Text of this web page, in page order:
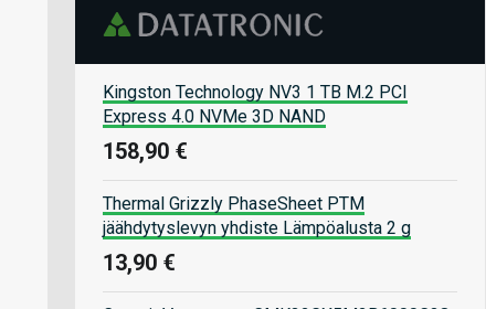
Kingston Technology NV3 1 TB M.2 PCI
Express 4.0 NVMe 3D NAND
158,90 €
Thermal Grizzly PhaseSheet PTM
jäähdytyslevyn yhdiste Lämpöalusta 2 g
13,90 €